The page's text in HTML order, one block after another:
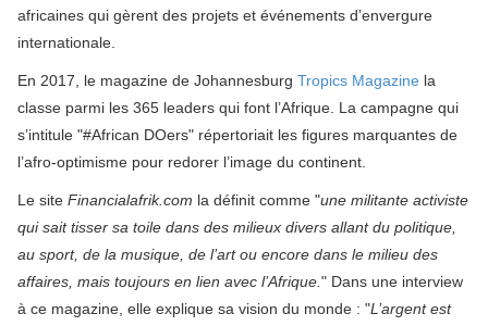
africaines qui gèrent des projets et événements d’envergure
internationale.
En 2017, le magazine de Johannesburg Tropics Magazine la
classe parmi les 365 leaders qui font l’Afrique. La campagne qui
s’intitule "#African DOers" répertoriait les figures marquantes de
l’afro-optimisme pour redorer l’image du continent.
Le site Financialafrik.com la définit comme "une militante activiste
qui sait tisser sa toile dans des milieux divers allant du politique,
au sport, de la musique, de l’art ou encore dans le milieu des
affaires, mais toujours en lien avec l’Afrique. " Dans une interview
à ce magazine, elle explique sa vision du monde : "L’argent est